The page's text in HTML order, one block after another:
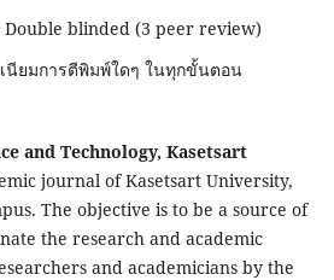
Double blinded (3 peer review)
นียมการตีพิมพ์ใดๆ ในทุกขั้นตอน
and Technology, Kasetsart
journal of Kasetsart University,
The objective is to be a source of
the research and academic
and academicians by the